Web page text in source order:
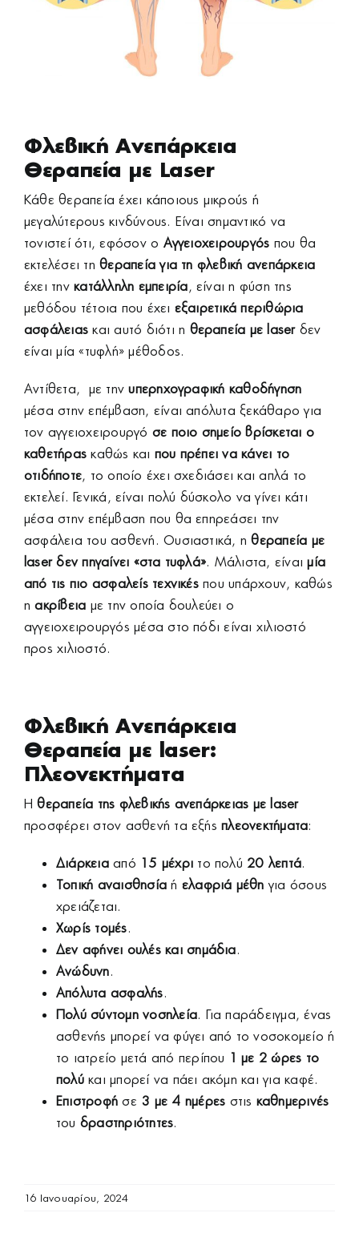
Φλεβική Ανεπάρκεια
Θεραπεία με Laser
Κάθε θεραπεία έχει κάποιους μικρούς ή
μεγαλύτερους κινδύνους. Είναι σημαντικό να
τονιστεί ότι, εφόσον ο Αγγειοχειρουργός που θα
εκτελέσει τηθεραπεία για τη φλεβική ανεπάρκεια
έχει τηνκατάλληλη εμπειρία, είναι η φύση της
μεθόδου τέτοια που έχει εξαιρετικά περιθώρια
ασφάλειας και αυτό διότι η θεραπεία με laserδεν
είναι μία «τυφλή» μέθοδος.
Αντίθετα, με τηνυπερηχογραφική καθοδήγηση
μέσα στην επέμβαση, είναι απόλυτα ξεκάθαρο για
τον αγγειοχειρουργό σε ποιο σημείο βρίσκεται ο
καθετήρας καθώς και που πρέπει να κάνει το
οτιδήποτε, το οποίο έχει σχεδιάσει και απλά το
εκτελεί. Γενικά, είναι πολύ δύσκολο να γίνει κάτι
μέσα στην επέμβαση που θα επηρεάσει την
ασφάλεια του ασθενή. Ουσιαστικά, ηθεραπεία με
laserδεν πηγαίνει «στα τυφλά». Μάλιστα, είναιμία
από τις πιο ασφαλείς τεχνικέςπου υπάρχουν, καθώς
ηακρίβεια με την οποία δουλεύει ο
αγγειοχειρουργός μέσα στο πόδι είναι χιλιοστό
προς χιλιοστό.
Φλεβική Ανεπάρκεια
Θεραπεία με laser:
Πλεονεκτήματα
Ηθεραπεία της φλεβικής ανεπάρκειας με laser
προσφέρει στον ασθενή τα εξήςπλεονεκτήματα:
Διάρκειααπό 15 μέχρι το πολύ 20 λεπτά.
Τοπική αναισθησία ή ελαφριά μέθη για όσους
χρειάζεται.
Χωρίς τομές.
Δεν αφήνει ουλές και σημάδια.
Ανώδυνη.
Απόλυτα ασφαλής.
Πολύ σύντομη νοσηλεία. Για παράδειγμα, ένας
ασθενής μπορεί να φύγει από το νοσοκομείο ή
το ιατρείο μετά από περίπου 1 με 2 ώρες το
πολύκαι μπορεί να πάει ακόμη και για καφέ.
Επιστροφή σε 3 με 4 ημέρες στις καθημερινές
του δραστηριότητες.
16 Ιανουαρίου, 2024